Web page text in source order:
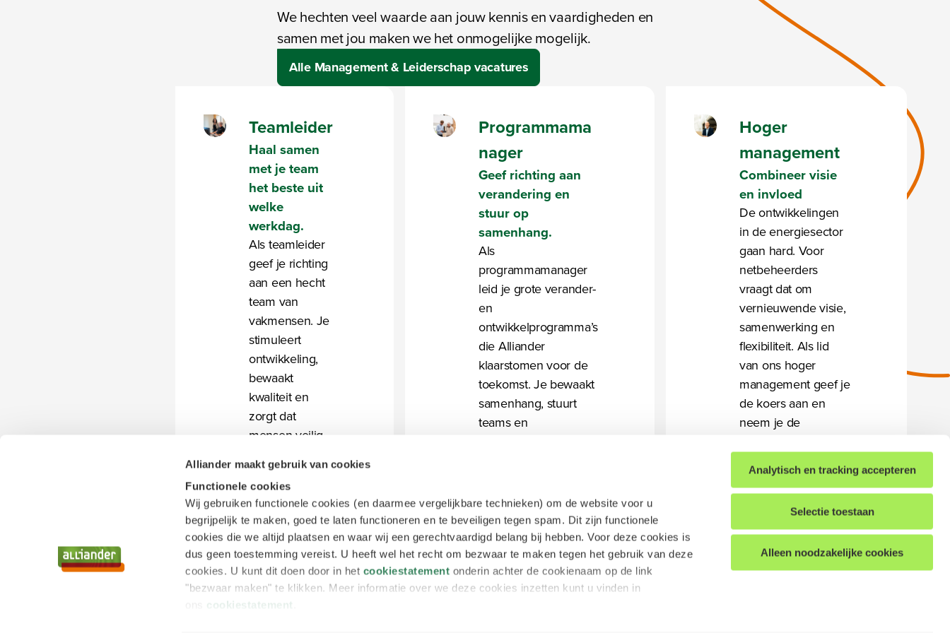
Alliander maakt gebruik van cookies
Functionele cookies
Wij gebruiken functionele cookies (en daarmee vergelijkbare technieken) om de website voor u
begrijpelijk te maken, goed te laten functioneren en te beveiligen tegen spam. Dit zijn functionele
cookies die we altijd plaatsen en waar wij een gerechtvaardigd belang bij hebben. Voor deze cookies is
dus geen toestemming vereist. U heeft wel het recht om bezwaar te maken tegen het gebruik van deze
cookies. U kunt dit doen door in het cookiestatement onderin achter de cookienaam op de link
"bezwaar maken" te klikken. Meer informatie over we deze cookies inzetten kunt u vinden in
cookiestatement
Analytisch en tracking accepteren
Selectie toestaan
Alleen noodzakelijke cookies
We hechten veel waarde aan jouw kennis en vaardigheden en
samen met jou maken we het onmogelijke mogelijk.
Alle Management & Leiderschap vacatures
Teamleider
Haal samen
met je team
het beste uit
welke
werkdag.
Als teamleider
geef je richting
aan een hecht
team van
vakmensen. Je
stimuleert
ontwikkeling,
bewaakt
kwaliteit en
zorgt dat
mensen veilig
hun werk doen.
Jij brengt
structuur,
motiveert en
creëert een
cultuur waarin
iedereen kan
groeien — en
Programmama
nager
Geef richting aan
verandering en
stuur op
samenhang.
Als
programmamanager
leid je grote verander-
en
ontwikkelprogramma’s
die Alliander
klaarstomen voor de
toekomst. Je bewaakt
samenhang, stuurt
teams en
hebben op het hele
energienet. Zo help je
Nederland vooruit in
de energietransitie.
Hoger
management
Combineer visie
en invloed
De ontwikkelingen
in de energiesector
gaan hard. Voor
netbeheerders
vraagt dat om
vernieuwende visie,
samenwerking en
flexibiliteit. Als lid
van ons hoger
management geef je
de koers aan en
neem je de
marktbewegingen.
Bovendien geef je
jouw
managementteam
ook de
verantwoordelijkheid
om zich te bewijzen